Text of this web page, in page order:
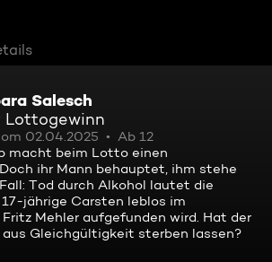
Salesch
Lottogewinn
02.04.2025
Ab 12
macht beim Lotto einen
ihr Mann behauptet, ihm stehe
Tod durch Alkohol lautet die
jährige Carsten leblos im
Mehler aufgefunden wird. Hat der
aus Gleichgültigkeit sterben lassen?